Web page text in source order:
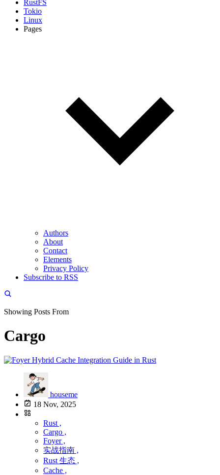
RustFS
Tokio
Linux
Pages
Authors
About
Contact
Elements
Privacy Policy
Subscribe to RSS
Showing Posts From
Cargo
houseme
18 Nov, 2025
Rust ,
Cargo ,
Foyer ,
实战指南 ,
Rust 生态 ,
Cache ,